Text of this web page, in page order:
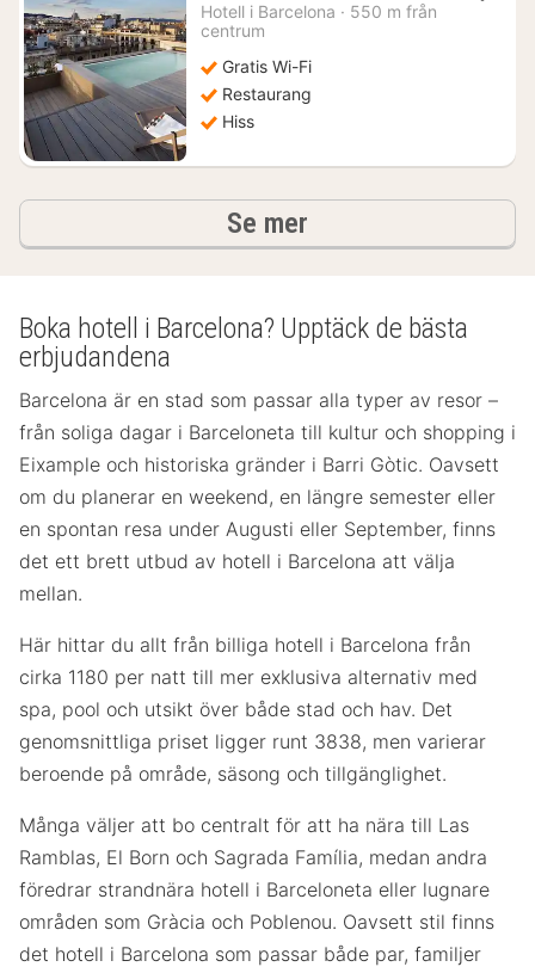
natt
kr.
Hotell i Barcelona · 550 m från
centrum
Gratis Wi-Fi
Restaurang
Hiss
Se mer
Boka hotell i Barcelona? Upptäck de bästa
erbjudandena
Barcelona är en stad som passar alla typer av resor –
från soliga dagar i Barceloneta till kultur och shopping i
Eixample och historiska gränder i Barri Gòtic. Oavsett
om du planerar en weekend, en längre semester eller
en spontan resa under Augusti eller September, finns
det ett brett utbud av hotell i Barcelona att välja
mellan.
Här hittar du allt från billiga hotell i Barcelona från
cirka 1180 per natt till mer exklusiva alternativ med
spa, pool och utsikt över både stad och hav. Det
genomsnittliga priset ligger runt 3838, men varierar
beroende på område, säsong och tillgänglighet.
Många väljer att bo centralt för att ha nära till Las
Ramblas, El Born och Sagrada Família, medan andra
föredrar strandnära hotell i Barceloneta eller lugnare
områden som Gràcia och Poblenou. Oavsett stil finns
det hotell i Barcelona som passar både par, familjer